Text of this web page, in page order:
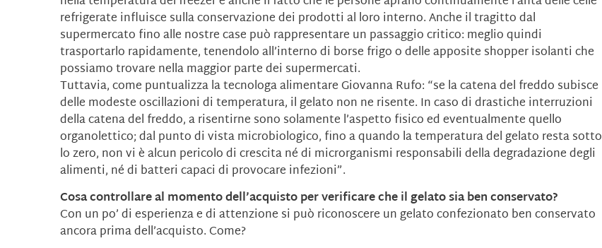
refrigerate influisce sulla conservazione dei prodotti al loro interno. Anche il tragitto dal
supermercato fino alle nostre case può rappresentare un passaggio critico: meglio quindi
trasportarlo rapidamente, tenendolo all’interno di borse frigo o delle apposite shopper isolanti che
possiamo trovare nella maggior parte dei supermercati.
Tuttavia, come puntualizza la tecnologa alimentare Giovanna Rufo: “se la catena del freddo subisce
delle modeste oscillazioni di temperatura, il gelato non ne risente. In caso di drastiche interruzioni
della catena del freddo, a risentirne sono solamente l’aspetto fisico ed eventualmente quello
organolettico; dal punto di vista microbiologico, fino a quando la temperatura del gelato resta sotto
lo zero, non vi è alcun pericolo di crescita né di microrganismi responsabili della degradazione degli
alimenti, né di batteri capaci di provocare infezioni”.
Cosa controllare al momento dell’acquisto per verificare che il gelato sia ben conservato?
Con un po’ di esperienza e di attenzione si può riconoscere un gelato confezionato ben conservato
ancora prima dell’acquisto. Come?